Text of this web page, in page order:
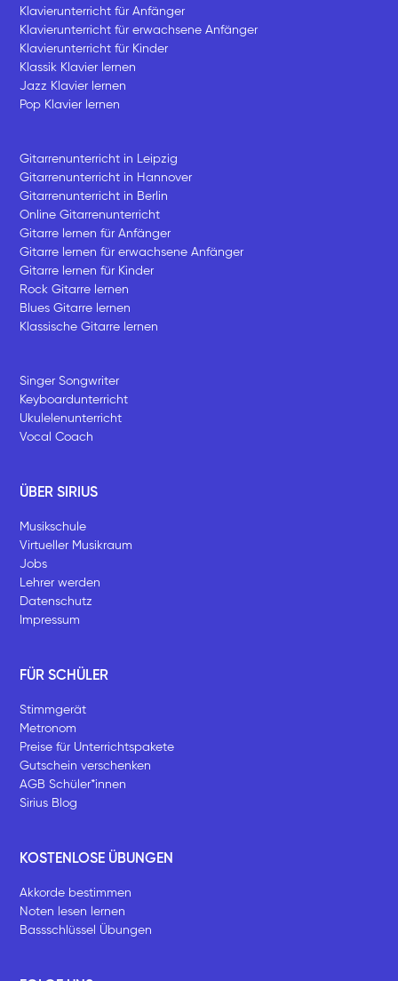
Klavierunterricht für Anfänger
Klavierunterricht für erwachsene Anfänger
Klavierunterricht für Kinder
Klassik Klavier lernen
Jazz Klavier lernen
Pop Klavier lernen
Gitarrenunterricht in Leipzig
Gitarrenunterricht in Hannover
Gitarrenunterricht in Berlin
Online Gitarrenunterricht
Gitarre lernen für Anfänger
Gitarre lernen für erwachsene Anfänger
Gitarre lernen für Kinder
Rock Gitarre lernen
Blues Gitarre lernen
Klassische Gitarre lernen
Singer Songwriter
Keyboardunterricht
Ukulelenunterricht
Vocal Coach
ÜBER SIRIUS
Musikschule
Virtueller Musikraum
Jobs
Lehrer werden
Datenschutz
Impressum
FÜR SCHÜLER
Stimmgerät
Metronom
Preise für Unterrichtspakete
Gutschein verschenken
AGB Schüler*innen
Sirius Blog
KOSTENLOSE ÜBUNGEN
Akkorde bestimmen
Noten lesen lernen
Bassschlüssel Übungen